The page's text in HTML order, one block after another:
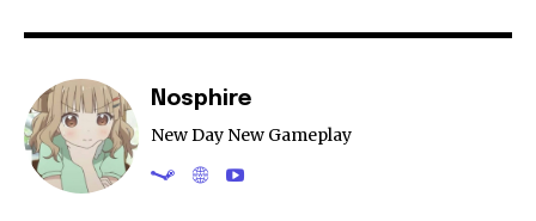
Nosphire
New Day New Gameplay